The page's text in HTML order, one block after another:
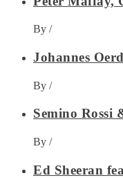
By /
Johannes
By /
Semino Rossi
By /
Ed Sheeran